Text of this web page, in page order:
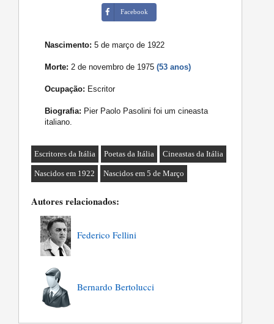
Facebook
Nascimento: 5 de março de 1922
Morte: 2 de novembro de 1975(53 anos)
Ocupação: Escritor
Biografia: Pier Paolo Pasolini foi um cineasta
italiano.
Escritores da Itália Poetas da Itália Cineastas da Itália
Nascidos em 1922 Nascidos em 5 de Março
Autores relacionados:
Federico Fellini
Bernardo Bertolucci